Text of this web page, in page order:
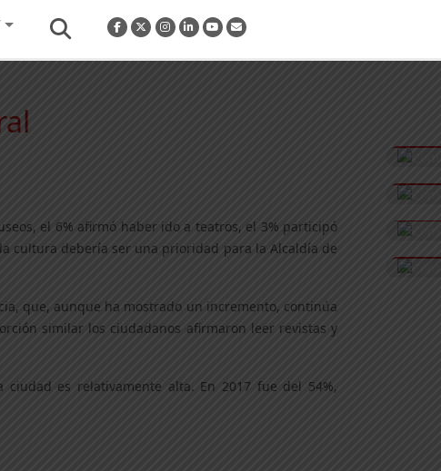
el 6% afirmó haber ido a teatros, el 3% participó
cultura debería ser una prioridad para la Alcaldía de
que, aunque ha mostrado un incremento, continúa
similar los ciudadanos afirmaron leer revistas y
es relativamente alta. En 2017 fue del 54%,